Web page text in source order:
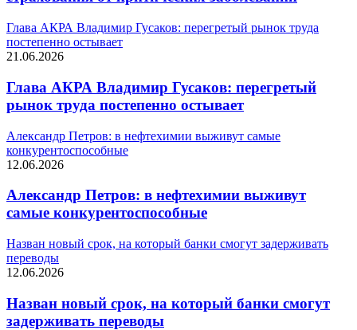
Глава АКРА Владимир Гусаков: перегретый рынок труда
постепенно остывает
21.06.2026
Глава АКРА Владимир Гусаков: перегретый
рынок труда постепенно остывает
Александр Петров: в нефтехимии выживут самые
конкурентоспособные
12.06.2026
Александр Петров: в нефтехимии выживут
самые конкурентоспособные
Назван новый срок, на который банки смогут задерживать
переводы
12.06.2026
Назван новый срок, на который банки смогут
задерживать переводы